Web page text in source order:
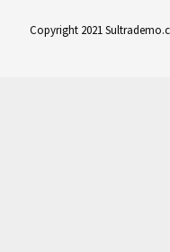
Copyright 2021